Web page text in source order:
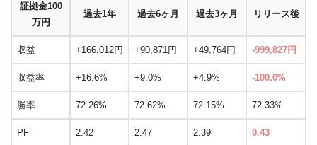
証拠金100
万円
過去1年 過去6ヶ月 過去3ヶ月 リリース後
収益 +166,012円 +90,871円 +49,764円 -999,827円
収益率 +16.6% +9.0% +4.9% -100.0%
勝率 72.26% 72.62% 72.15% 72.33%
PF 2.42 2.47 2.39 0.43